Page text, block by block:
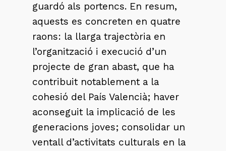
guardó als portencs. En resum,
aquests es concreten en quatre
raons: la llarga trajectòria en
l’organització i execució d’un
projecte de gran abast, que ha
contribuit notablement a la
cohesió del País Valencià; haver
aconseguit la implicació de les
generacions joves; consolidar un
ventall d’activitats culturals en la